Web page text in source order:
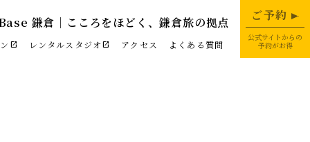
鎌倉│こころをほどく、鎌倉旅の拠点
open_in_new レンタルスタジオ open_in_new アクセス よくある質問
ご予約
公式サイトからの
予約がお得